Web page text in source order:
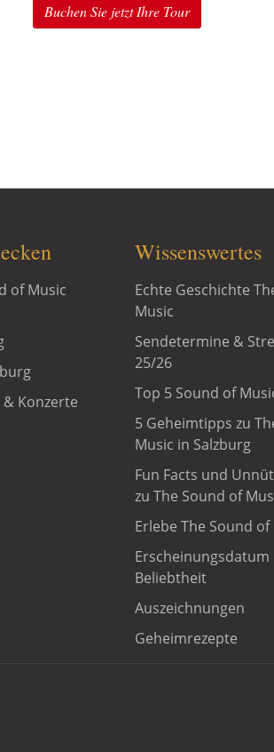
Buchen Sie jetzt Ihre Tour
of Music
Konzerte
Wissenswertes
Echte Geschichte
Music
Sendetermine &
25/26
Top 5 Sound of
5 Geheimtipps zu
Music in Salzburg
Fun Facts und
zu The Sound of
Erlebe The Sound of
Erscheinungsdatum
Beliebtheit
Auszeichnungen
Geheimrezepte